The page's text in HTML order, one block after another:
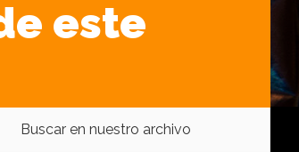
este
Buscar en nuestro archivo